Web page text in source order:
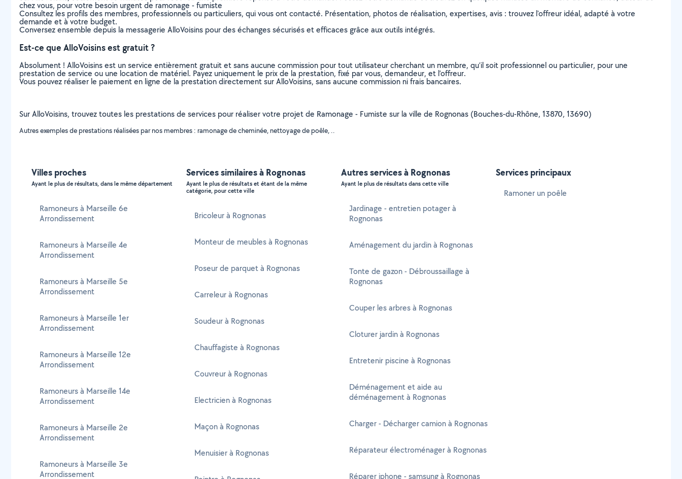
chez vous, pour votre besoin urgent de ramonage - fumiste
Consultez les profils des membres, professionnels ou particuliers, qui vous ont contacté. Présentation, photos de réalisation, expertises, avis : trouvez l'offreur idéal, adapté à votre
demande et à votre budget.
Conversez ensemble depuis la messagerie AlloVoisins pour des échanges sécurisés et efficaces grâce aux outils intégrés.
Est-ce que AlloVoisins est gratuit ?
Absolument ! AlloVoisins est un service entièrement gratuit et sans aucune commission pour tout utilisateur cherchant un membre, qu’il soit professionnel ou particulier, pour une
prestation de service ou une location de matériel. Payez uniquement le prix de la prestation, fixé par vous, demandeur, et l’offreur.
Vous pouvez réaliser le paiement en ligne de la prestation directement sur AlloVoisins, sans aucune commission ni frais bancaires.
Sur AlloVoisins, trouvez toutes les prestations de services pour réaliser votre projet de Ramonage - Fumiste sur la ville de Rognonas (Bouches-du-Rhône, 13870, 13690)
Autres exemples de prestations réalisées par nos membres : ramonage de cheminée, nettoyage de poêle, ..
Villes proches
Ayant le plus de résultats, dans le même département
Ramoneurs à Marseille 6e
Arrondissement
Ramoneurs à Marseille 4e
Arrondissement
Ramoneurs à Marseille 5e
Arrondissement
Ramoneurs à Marseille 1er
Arrondissement
Ramoneurs à Marseille 12e
Arrondissement
Ramoneurs à Marseille 14e
Arrondissement
Ramoneurs à Marseille 2e
Arrondissement
Ramoneurs à Marseille 3e
Arrondissement
Services similaires à Rognonas
Ayant le plus de résultats et étant de la même
catégorie, pour cette ville
Bricoleur à Rognonas
Monteur de meubles à Rognonas
Poseur de parquet à Rognonas
Carreleur à Rognonas
Soudeur à Rognonas
Chauffagiste à Rognonas
Couvreur à Rognonas
Electricien à Rognonas
Maçon à Rognonas
Menuisier à Rognonas
Autres services à Rognonas
Ayant le plus de résultats dans cette ville
Jardinage - entretien potager à
Rognonas
Aménagement du jardin à Rognonas
Tonte de gazon - Débroussaillage à
Rognonas
Couper les arbres à Rognonas
Cloturer jardin à Rognonas
Entretenir piscine à Rognonas
Déménagement et aide au
déménagement à Rognonas
Charger - Décharger camion à Rognonas
Réparateur électroménager à Rognonas
Réparer iphone - samsung à Rognonas
Services principaux
Ramoner un poêle